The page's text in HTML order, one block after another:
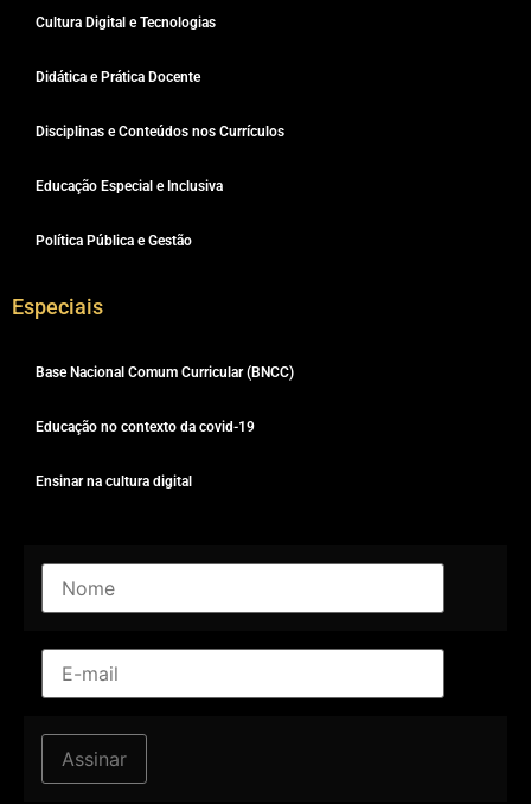
Cultura Digital e Tecnologias
Didática e Prática Docente
Disciplinas e Conteúdos nos Currículos
Educação Especial e Inclusiva
Política Pública e Gestão
Especiais
Base Nacional Comum Curricular (BNCC)
Educação no contexto da covid-19
Ensinar na cultura digital